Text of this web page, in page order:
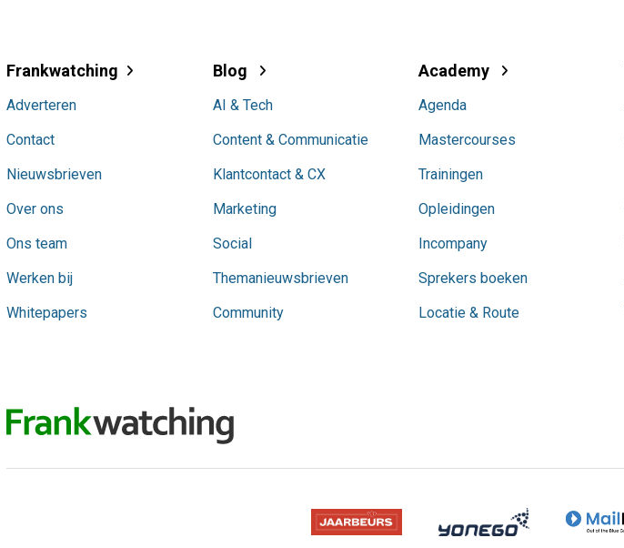
Frankwatching
Adverteren
Contact
Nieuwsbrieven
Over ons
Ons team
Werken bij
Whitepapers
Blog
AI & Tech
Content & Communicatie
Klantcontact & CX
Marketing
Social
Themanieuwsbrieven
Community
Academy
Agenda
Mastercourses
Trainingen
Opleidingen
Incompany
Sprekers boeken
Locatie & Route